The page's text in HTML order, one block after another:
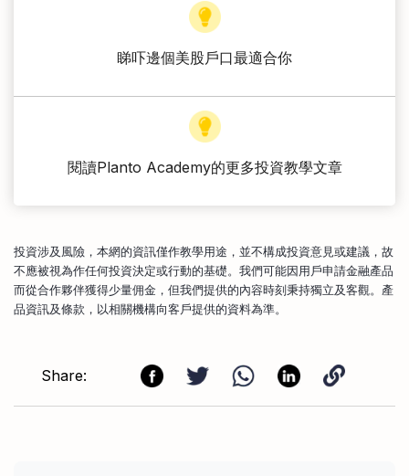
睇吓邊個美股戶口最適合你
閱讀Planto Academy的更多投資教學文章
投資涉及風險，本網的資訊僅作教學用途，並不構成投資意見或建議，故
不應被視為作任何投資決定或行動的基礎。我們可能因用戶申請金融產品
而從合作夥伴獲得少量佣金，但我們提供的內容時刻秉持獨立及客觀。產
品資訊及條款，以相關機構向客戶提供的資料為準。
Share: